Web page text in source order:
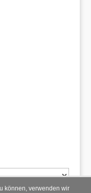
können, verwenden wir